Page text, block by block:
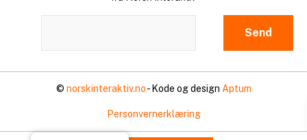
© norskinteraktiv.no- Kode og design Aptum
Personvernerklæring